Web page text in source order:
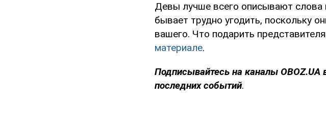
Девы лучше всего описывают слова
бывает трудно угодить, поскольку
вашего. Что подарить
материале.
Подписывайтесь на каналы OBOZ.UA
последних событий.